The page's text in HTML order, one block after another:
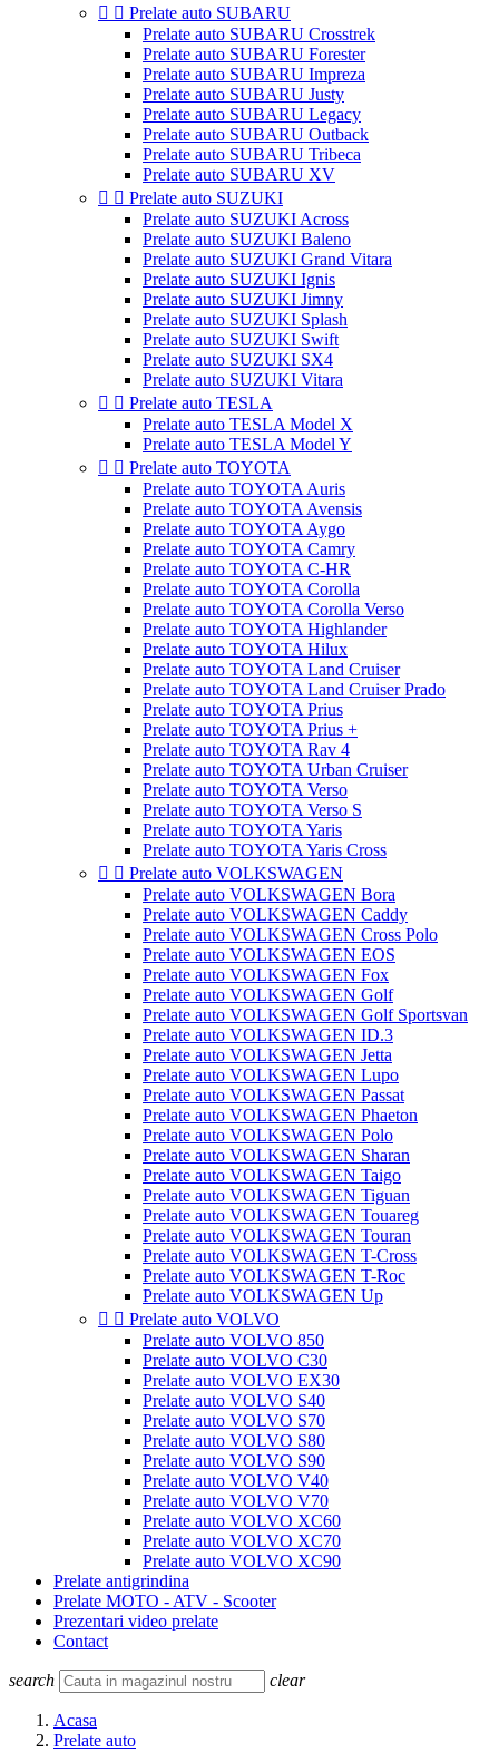
  Prelate auto SUBARU
Prelate auto SUBARU Crosstrek
Prelate auto SUBARU Forester
Prelate auto SUBARU Impreza
Prelate auto SUBARU Justy
Prelate auto SUBARU Legacy
Prelate auto SUBARU Outback
Prelate auto SUBARU Tribeca
Prelate auto SUBARU XV
  Prelate auto SUZUKI
Prelate auto SUZUKI Across
Prelate auto SUZUKI Baleno
Prelate auto SUZUKI Grand Vitara
Prelate auto SUZUKI Ignis
Prelate auto SUZUKI Jimny
Prelate auto SUZUKI Splash
Prelate auto SUZUKI Swift
Prelate auto SUZUKI SX4
Prelate auto SUZUKI Vitara
  Prelate auto TESLA
Prelate auto TESLA Model X
Prelate auto TESLA Model Y
  Prelate auto TOYOTA
Prelate auto TOYOTA Auris
Prelate auto TOYOTA Avensis
Prelate auto TOYOTA Aygo
Prelate auto TOYOTA Camry
Prelate auto TOYOTA C-HR
Prelate auto TOYOTA Corolla
Prelate auto TOYOTA Corolla Verso
Prelate auto TOYOTA Highlander
Prelate auto TOYOTA Hilux
Prelate auto TOYOTA Land Cruiser
Prelate auto TOYOTA Land Cruiser Prado
Prelate auto TOYOTA Prius
Prelate auto TOYOTA Prius +
Prelate auto TOYOTA Rav 4
Prelate auto TOYOTA Urban Cruiser
Prelate auto TOYOTA Verso
Prelate auto TOYOTA Verso S
Prelate auto TOYOTA Yaris
Prelate auto TOYOTA Yaris Cross
  Prelate auto VOLKSWAGEN
Prelate auto VOLKSWAGEN Bora
Prelate auto VOLKSWAGEN Caddy
Prelate auto VOLKSWAGEN Cross Polo
Prelate auto VOLKSWAGEN EOS
Prelate auto VOLKSWAGEN Fox
Prelate auto VOLKSWAGEN Golf
Prelate auto VOLKSWAGEN Golf Sportsvan
Prelate auto VOLKSWAGEN ID.3
Prelate auto VOLKSWAGEN Jetta
Prelate auto VOLKSWAGEN Lupo
Prelate auto VOLKSWAGEN Passat
Prelate auto VOLKSWAGEN Phaeton
Prelate auto VOLKSWAGEN Polo
Prelate auto VOLKSWAGEN Sharan
Prelate auto VOLKSWAGEN Taigo
Prelate auto VOLKSWAGEN Tiguan
Prelate auto VOLKSWAGEN Touareg
Prelate auto VOLKSWAGEN Touran
Prelate auto VOLKSWAGEN T-Cross
Prelate auto VOLKSWAGEN T-Roc
Prelate auto VOLKSWAGEN Up
  Prelate auto VOLVO
Prelate auto VOLVO 850
Prelate auto VOLVO C30
Prelate auto VOLVO EX30
Prelate auto VOLVO S40
Prelate auto VOLVO S70
Prelate auto VOLVO S80
Prelate auto VOLVO S90
Prelate auto VOLVO V40
Prelate auto VOLVO V70
Prelate auto VOLVO XC60
Prelate auto VOLVO XC70
Prelate auto VOLVO XC90
Prelate antigrindina
Prelate MOTO - ATV - Scooter
Prezentari video prelate
Contact
search clear
Acasa
Prelate auto